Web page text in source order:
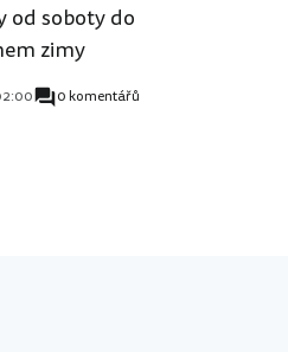
od soboty do
zimy
0 komentářů